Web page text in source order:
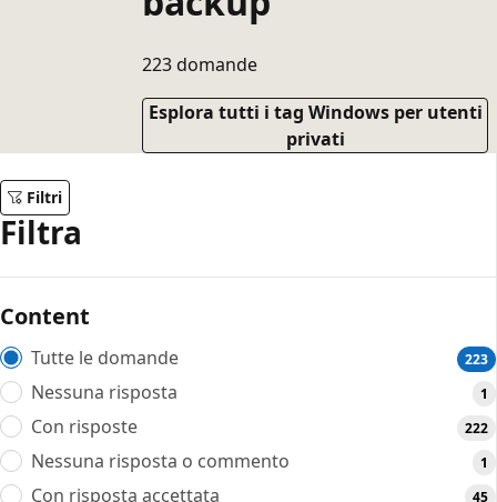
223 domande
Esplora tutti i tag Windows per utenti
privati
Filtri
Filtra
Content
Tutte le domande 223
Nessuna risposta 1
Con risposte 222
Nessuna risposta o commento 1
Con risposta accettata 45